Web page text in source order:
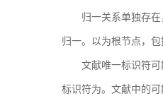
归一关系单独存
归一。以为根节点，
文献唯一标识符
标识符为。文献中的